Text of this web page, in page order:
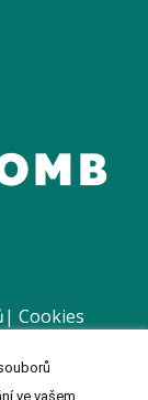
| Cookies
| ISSN 1803-
ve vašem